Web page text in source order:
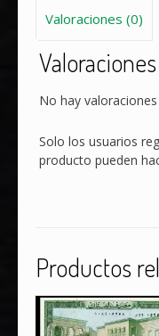
Valoraciones (0)
Valoraciones
No hay valoraciones
Solo los usuarios
producto pueden
Productos